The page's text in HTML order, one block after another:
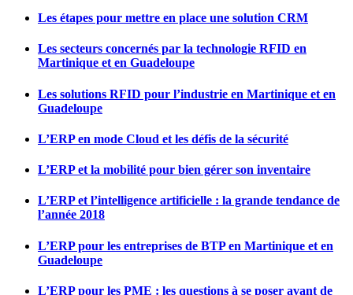
Les étapes pour mettre en place une solution CRM
Les secteurs concernés par la technologie RFID en
Martinique et en Guadeloupe
Les solutions RFID pour l’industrie en Martinique et en
Guadeloupe
L’ERP en mode Cloud et les défis de la sécurité
L’ERP et la mobilité pour bien gérer son inventaire
L’ERP et l’intelligence artificielle : la grande tendance de
l’année 2018
L’ERP pour les entreprises de BTP en Martinique et en
Guadeloupe
L’ERP pour les PME : les questions à se poser avant de